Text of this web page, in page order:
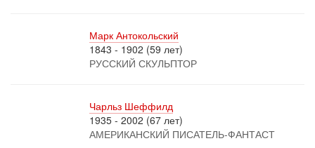
Марк Антокольский
1843 - 1902 (59 лет)
РУССКИЙ СКУЛЬПТОР
Чарльз Шеффилд
1935 - 2002 (67 лет)
АМЕРИКАНСКИЙ ПИСАТЕЛЬ-ФАНТАСТ